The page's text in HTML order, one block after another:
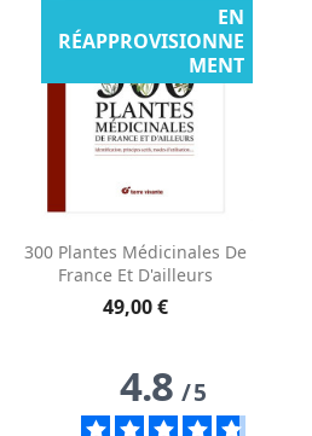
300 Plantes Médicinales De
France Et D'ailleurs
49,00 €
EN
RÉAPPROVISIONNE
MENT
4.8/5